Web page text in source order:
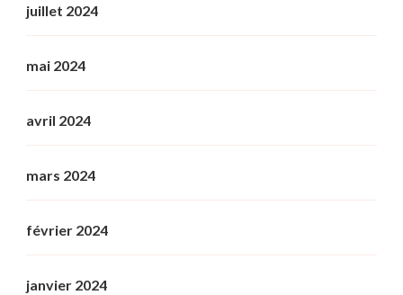
juillet 2024
mai 2024
avril 2024
mars 2024
février 2024
janvier 2024